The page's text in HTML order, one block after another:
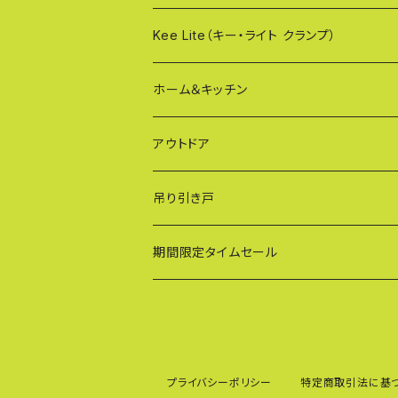
OXG（二輪・二輪・一輪/傾斜地対応アルミゲ
樹脂製止水パネル
ザ・クランプ
蝶ボルト
建築補材
Kee Lite（キー・ライト クランプ）
ホーム＆キッチン
アウトドア
吊り引き戸
期間限定タイムセール
プライバシーポリシー 特定商取引法に基